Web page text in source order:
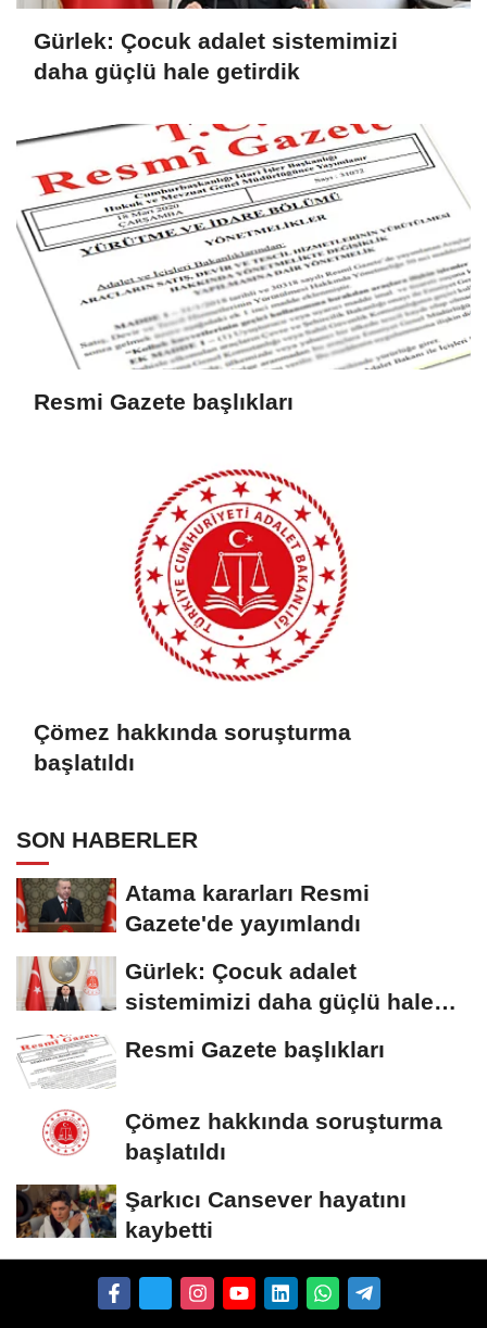
Gürlek: Çocuk adalet sistemimizi
daha güçlü hale getirdik
Resmi Gazete başlıkları
Çömez hakkında soruşturma
başlatıldı
SON HABERLER
Atama kararları Resmi
Gazete'de yayımlandı
Gürlek: Çocuk adalet
sistemimizi daha güçlü hale
Resmi Gazete başlıkları
Çömez hakkında soruşturma
başlatıldı
Şarkıcı Cansever hayatını
kaybetti